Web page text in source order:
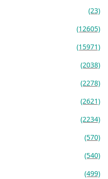
(23)
(12605)
(15971)
(2038)
(2278)
(2621)
(2234)
(570)
(540)
(499)